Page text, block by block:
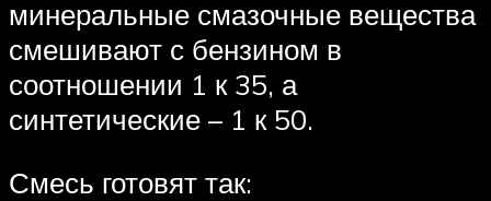
минеральные смазочные вещества
смешивают с бензином в
соотношении 1 к 35, а
синтетические – 1 к 50.
Смесь готовят так: